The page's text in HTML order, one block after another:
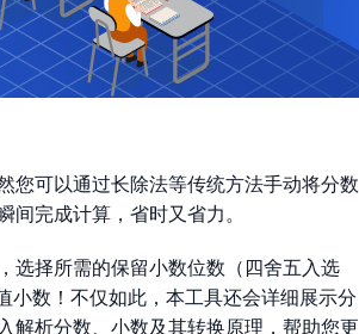
您可以通过长除法等传统方法手动将分数
完成计算，省时又省力。
选择所需的保留小数位数（四舍五入选
小数！不仅如此，本工具还会详细展示分
解析分数、小数及其转换原理，帮助您更